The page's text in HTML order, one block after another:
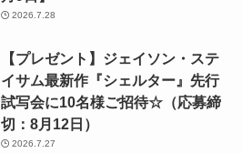
2026.7.28
【プレゼント】ジェイソン・ステ
イサム最新作『シェルター』先行
試写会に10名様ご招待☆（応募締
切：8月12日）
2026.7.27